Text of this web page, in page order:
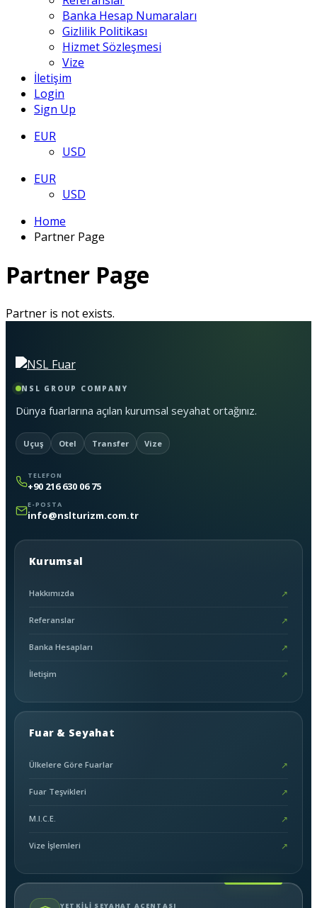
Banka Hesap Numaraları
Gizlilik Politikası
Hizmet Sözleşmesi
Vize
İletişim
Login
Sign Up
EUR
USD
EUR
USD
Home
Partner Page
Partner Page
Partner is not exists.
NSL GROUP COMPANY
Dünya fuarlarına açılan kurumsal seyahat ortağınız.
Uçuş Otel Transfer Vize
TELEFON
+90 216 630 06 75
E-POSTA
info@nslturizm.com.tr
Kurumsal
Hakkımızda ↗
Referanslar ↗
Banka Hesapları ↗
İletişim ↗
Fuar & Seyahat
Ülkelere Göre Fuarlar ↗
Fuar Teşvikleri ↗
M.I.C.E. ↗
Vize İşlemleri ↗
YETKİLİ SEYAHAT ACENTASI